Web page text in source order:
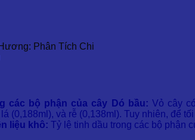
Phân Tích Chi
các bộ phận của cây Dó bầu: Vỏ cây
(0,188ml), và rễ (0,138ml). Tuy nhiên, để
liệu khô: Tỷ lệ tinh dầu trong các bộ